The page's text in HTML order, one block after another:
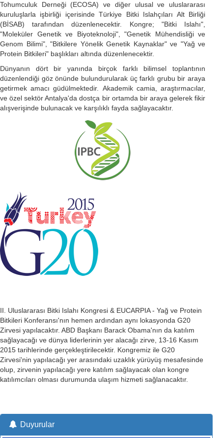
Tohumculuk Derneği (ECOSA) ve diğer ulusal ve uluslararası
kuruluşlarla işbirliği içerisinde Türkiye Bitki Islahçıları Alt Birliği
(BİSAB) tarafından düzenlenecektir. Kongre; "Bitki Islahı",
"Moleküler Genetik ve Biyoteknoloji", "Genetik Mühendisliği ve
Genom Bilimi", "Bitkilere Yönelik Genetik Kaynaklar" ve "Yağ ve
Protein Bitkileri" başlıkları altında düzenlenecektir.
Dünyanın dört bir yanında birçok farklı bilimsel toplantının
düzenlendiği göz önünde bulundurularak üç farklı grubu bir araya
getirmek amacı güdülmektedir. Akademik camia, araştırmacılar,
ve özel sektör Antalya'da dostça bir ortamda bir araya gelerek fikir
alışverişinde bulunacak ve karşılıklı fayda sağlayacaktır.
II. Uluslararası Bitki Islahı Kongresi & EUCARPIA - Yağ ve Protein
Bitkileri Konferansı'nın hemen ardından aynı lokasyonda G20
Zirvesi yapılacaktır. ABD Başkanı Barack Obama'nın da katılım
sağlayacağı ve dünya liderlerinin yer alacağı zirve, 13-16 Kasım
2015 tarihlerinde gerçekleştirilecektir. Kongremiz ile G20
Zirvesi'nin yapılacağı yer arasındaki uzaklık yürüyüş mesafesinde
olup, zirvenin yapılacağı yere katılım sağlayacak olan kongre
katılımcıları olması durumunda ulaşım hizmeti sağlanacaktır.
Duyurular